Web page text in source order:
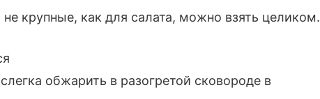
крупные, как для салата, можно взять целиком.
обжарить в разогретой сковороде в